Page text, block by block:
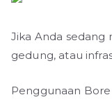
Jika Anda
gedung, atau
Penggunaan